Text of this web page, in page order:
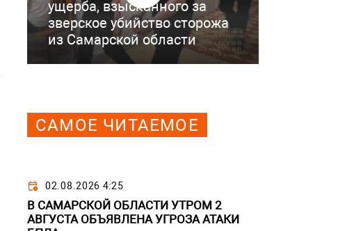
ущерба, взысканного за
зверское убийство сторожа
из Самарской области
САМОЕ ЧИТАЕМОЕ
02.08.2026 4:25
В САМАРСКОЙ ОБЛАСТИ УТРОМ 2
АВГУСТА ОБЪЯВЛЕНА УГРОЗА АТАКИ